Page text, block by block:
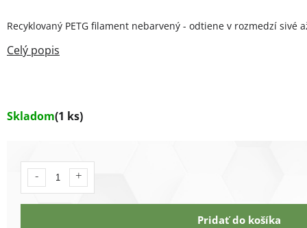
Skladom(1 ks)
Pridať do košíka
Recyklovaný PETG filament nebarvený - odtiene v rozmedzí sivé